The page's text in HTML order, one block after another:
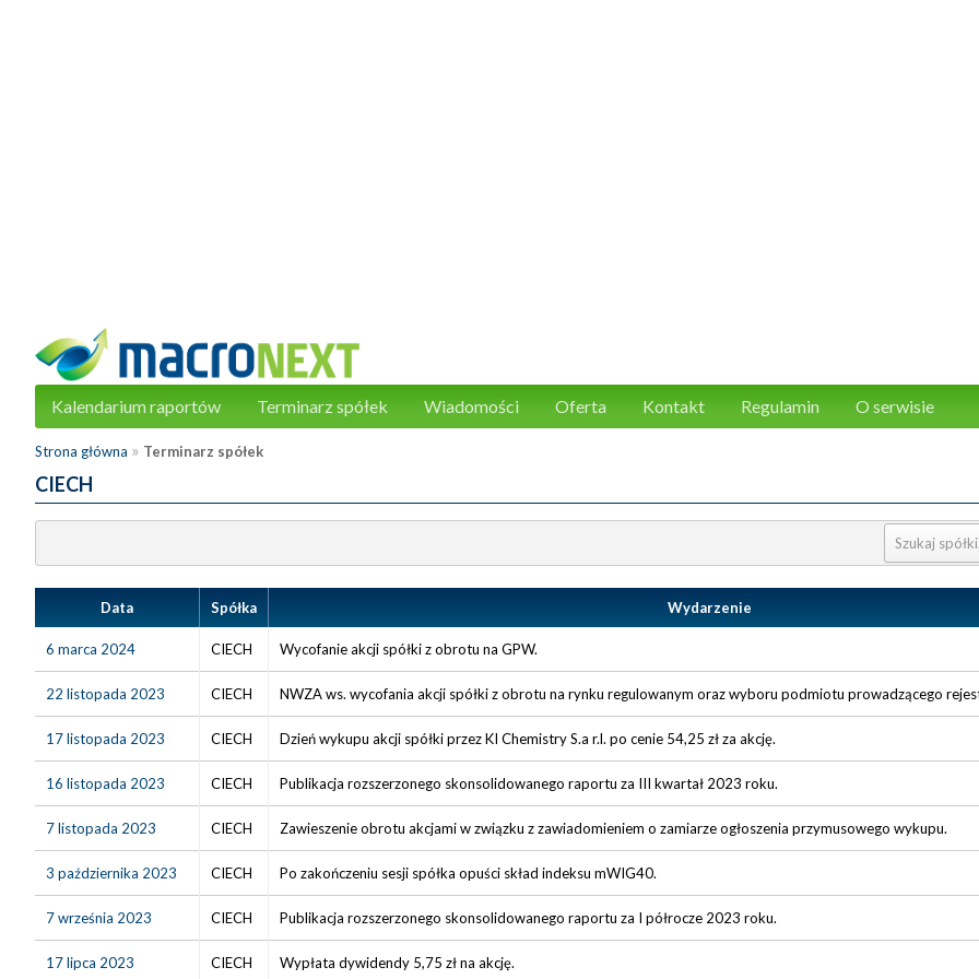
Kalendarium raportów Terminarz spółek Wiadomości Oferta Kontakt Regulamin O serwisie
Strona główna » Terminarz spółek
CIECH
Data Spółka Wydarzenie
6 marca 2024 CIECH Wycofanie akcji spółki z obrotu na GPW.
22 listopada 2023 CIECH NWZA ws. wycofania akcji spółki z obrotu na rynku regulowanym oraz wyboru podmiotu prowadzącego
17 listopada 2023 CIECH Dzień wykupu akcji spółki przez KI Chemistry S.a r.l. po cenie 54,25 zł za akcję.
16 listopada 2023 CIECH Publikacja rozszerzonego skonsolidowanego raportu za III kwartał 2023 roku.
7 listopada 2023 CIECH Zawieszenie obrotu akcjami w związku z zawiadomieniem o zamiarze ogłoszenia przymusowego wykupu.
3 października 2023 CIECH Po zakończeniu sesji spółka opuści skład indeksu mWIG40.
7 września 2023 CIECH Publikacja rozszerzonego skonsolidowanego raportu za I półrocze 2023 roku.
17 lipca 2023 CIECH Wypłata dywidendy 5,75 zł na akcję.